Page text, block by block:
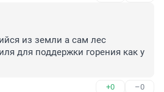
из земли а сам лес
для поддержки горения как у
+0 –0